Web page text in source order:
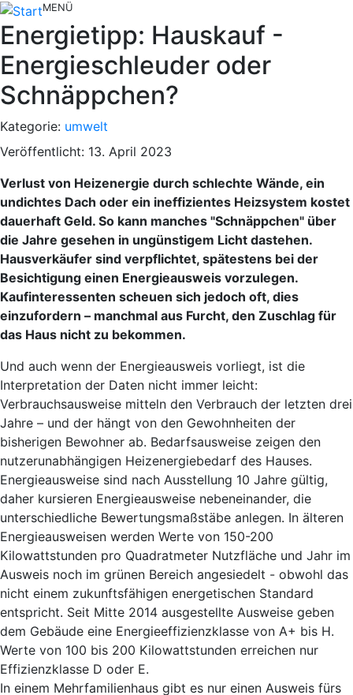
MENÜ
Energietipp: Hauskauf -
Energieschleuder oder
Schnäppchen?
Kategorie: umwelt
Veröffentlicht: 13. April 2023
Verlust von Heizenergie durch schlechte Wände, ein
undichtes Dach oder ein ineffizientes Heizsystem kostet
dauerhaft Geld. So kann manches "Schnäppchen" über
die Jahre gesehen in ungünstigem Licht dastehen.
Hausverkäufer sind verpflichtet, spätestens bei der
Besichtigung einen Energieausweis vorzulegen.
Kaufinteressenten scheuen sich jedoch oft, dies
einzufordern – manchmal aus Furcht, den Zuschlag für
das Haus nicht zu bekommen.
Und auch wenn der Energieausweis vorliegt, ist die
Interpretation der Daten nicht immer leicht:
Verbrauchsausweise mitteln den Verbrauch der letzten drei
Jahre – und der hängt von den Gewohnheiten der
bisherigen Bewohner ab. Bedarfsausweise zeigen den
nutzerunabhängigen Heizenergiebedarf des Hauses.
Energieausweise sind nach Ausstellung 10 Jahre gültig,
daher kursieren Energieausweise nebeneinander, die
unterschiedliche Bewertungsmaßstäbe anlegen. In älteren
Energieausweisen werden Werte von 150-200
Kilowattstunden pro Quadratmeter Nutzfläche und Jahr im
Ausweis noch im grünen Bereich angesiedelt - obwohl das
nicht einem zukunftsfähigen energetischen Standard
entspricht. Seit Mitte 2014 ausgestellte Ausweise geben
dem Gebäude eine Energieeffizienzklasse von A+ bis H.
Werte von 100 bis 200 Kilowattstunden erreichen nur
Effizienzklasse D oder E.
In einem Mehrfamilienhaus gibt es nur einen Ausweis fürs